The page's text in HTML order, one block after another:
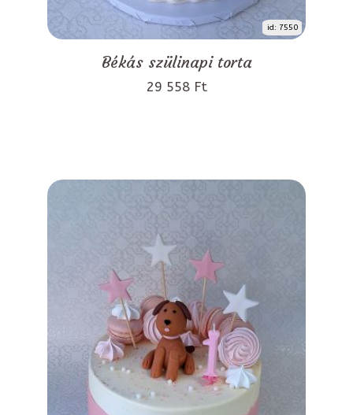
id: 7550
Békás szülinapi torta
29 558 Ft